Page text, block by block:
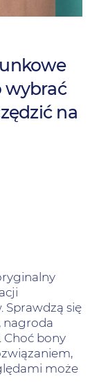
wybrać
na
Sprawdzą się
nagroda
Choć bony
może